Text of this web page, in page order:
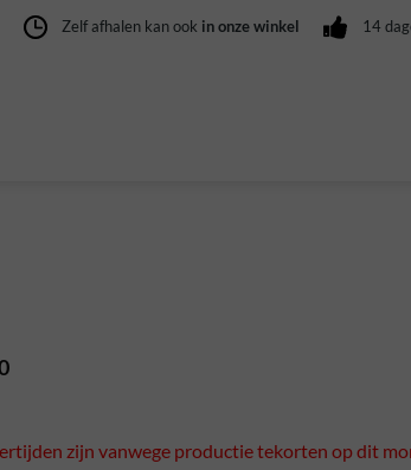
Zelf afhalen kan ook in onze winkel 14
zijn vanwege productie tekorten op dit